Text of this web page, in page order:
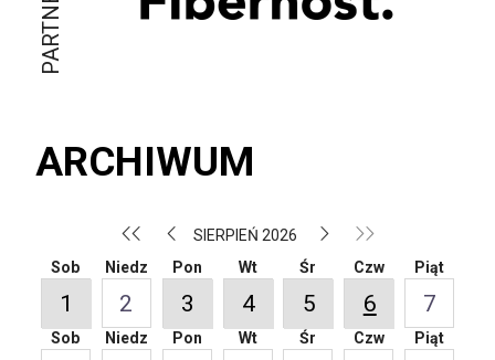
ARCHIWUM
SIERPIEŃ 2026
Sob
1
Niedz
2
Pon
3
Wt
4
Śr
5
Czw
6
Piąt
7
Sob Niedz Pon Wt Śr Czw Piąt